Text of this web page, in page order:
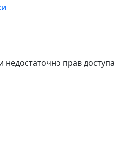
недостаточно прав доступа